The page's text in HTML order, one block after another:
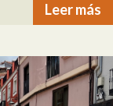
Leer más